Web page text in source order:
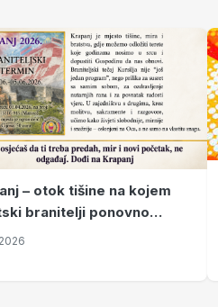
– otok tišine na kojem
branitelji ponovno
mir